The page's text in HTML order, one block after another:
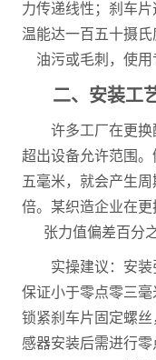
力传递线性；刹车
温能达一百五十摄
油污或毛刺，使用
二、安装工
许多工厂在更
超出设备允许范围
五毫米，就会产生
倍。某织造企业在
张力值偏差百分
实操建议：安装
保证小于零点零三
锁紧刹车片固定螺
感器安装后需进行